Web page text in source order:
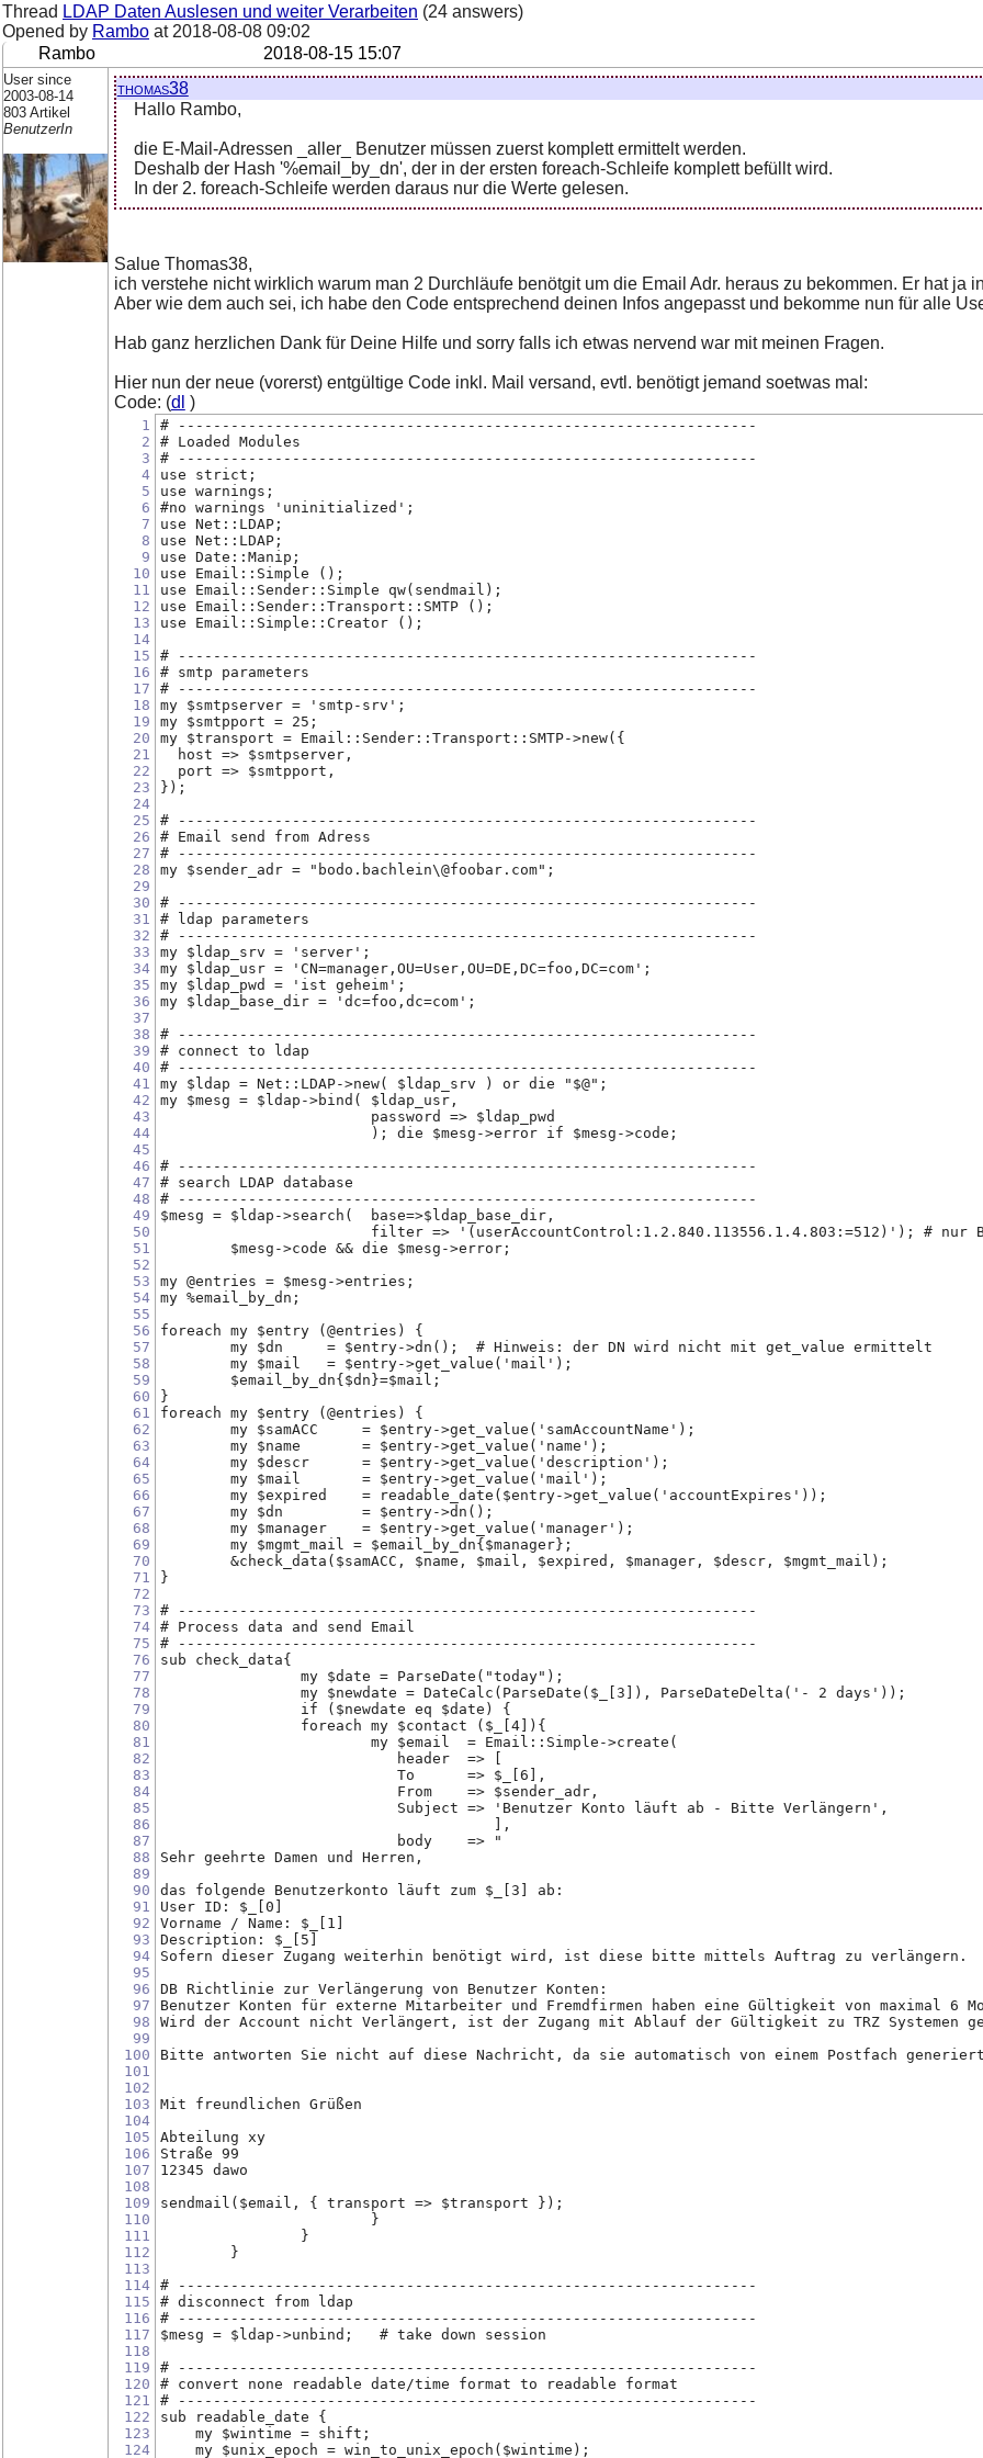
Thread LDAP Daten Auslesen und weiter Verarbeiten (24 answers)
Opened by Rambo at 2018-08-08 09:02
Rambo
2018-08-15 15:07
User since
2003-08-14
803 Artikel
BenutzerIn
thomas38
Hallo Rambo,
die E-Mail-Adressen _aller_ Benutzer müssen zuerst komplett ermittelt werden.
Deshalb der Hash '%email_by_dn', der in der ersten foreach-Schleife komplett befüllt wird.
In der 2. foreach-Schleife werden daraus nur die Werte gelesen.
Salue Thomas38,
ich verstehe nicht wirklich warum man 2 Durchläufe benötgit um die Email Adr. heraus zu bekommen. Er hat ja
Aber wie dem auch sei, ich habe den Code entsprechend deinen Infos angepasst und bekomme nun für alle
Hab ganz herzlichen Dank für Deine Hilfe und sorry falls ich etwas nervend war mit meinen Fragen.
Hier nun der neue (vorerst) entgültige Code inkl. Mail versand, evtl. benötigt jemand soetwas mal:
Code: (dl )
1
2
3
4
5
6
7
8
9
10
11
12
13
14
15
16
17
18
19
20
21
22
23
24
25
26
27
28
29
30
31
32
33
34
35
36
37
38
39
40
41
42
43
44
45
46
47
48
49
50
51
52
53
54
55
56
57
58
59
60
61
62
63
64
65
66
67
68
69
70
71
72
73
74
75
76
77
78
79
80
81
82
83
84
85
86
87
88
89
90
91
92
93
94
95
96
97
98
99
100
101
102
103
104
105
106
107
108
109
110
111
112
113
114
115
116
117
118
119
120
121
122
123
124
# ------------------------------------------------------------------
# Loaded Modules
# ------------------------------------------------------------------
use strict;
use warnings;
#no warnings 'uninitialized';
use Net::LDAP;
use Net::LDAP;
use Date::Manip;
use Email::Simple ();
use Email::Sender::Simple qw(sendmail);
use Email::Sender::Transport::SMTP ();
use Email::Simple::Creator ();
# ------------------------------------------------------------------
# smtp parameters
# ------------------------------------------------------------------
my $smtpserver = 'smtp-srv';
my $smtpport = 25;
my $transport = Email::Sender::Transport::SMTP->new({
  host => $smtpserver,
  port => $smtpport,
});
# ------------------------------------------------------------------
# Email send from Adress
# ------------------------------------------------------------------
my $sender_adr = "bodo.bachlein\@foobar.com";
# ------------------------------------------------------------------
# ldap parameters
# ------------------------------------------------------------------
my $ldap_srv = 'server';
my $ldap_usr = 'CN=manager,OU=User,OU=DE,DC=foo,DC=com';
my $ldap_pwd = 'ist geheim';
my $ldap_base_dir = 'dc=foo,dc=com';
# ------------------------------------------------------------------
# connect to ldap
# ------------------------------------------------------------------
my $ldap = Net::LDAP->new( $ldap_srv ) or die "$@";
my $mesg = $ldap->bind( $ldap_usr,
                        password => $ldap_pwd
			); die $mesg->error if $mesg->code;
# ------------------------------------------------------------------
# search LDAP database
# ------------------------------------------------------------------
$mesg = $ldap->search(  base=>$ldap_base_dir,
filter => '(userAccountControl:1.2.840.113556.1.4.803:=512)'); # nur
	$mesg->code && die $mesg->error;
my @entries = $mesg->entries;
my %email_by_dn;
foreach my $entry (@entries) {
	my $dn     = $entry->dn();  # Hinweis: der DN wird nicht mit get_value ermittelt
	my $mail   = $entry->get_value('mail');
	$email_by_dn{$dn}=$mail;
}
foreach my $entry (@entries) {
	my $samACC     = $entry->get_value('samAccountName');
	my $name       = $entry->get_value('name');
	my $descr      = $entry->get_value('description');
	my $mail       = $entry->get_value('mail');
	my $expired    = readable_date($entry->get_value('accountExpires'));
	my $dn         = $entry->dn();
	my $manager    = $entry->get_value('manager');
	my $mgmt_mail = $email_by_dn{$manager};
       	&check_data($samACC, $name, $mail, $expired, $manager, $descr, $mgmt_mail);
}
# ------------------------------------------------------------------
# Process data and send Email
# ------------------------------------------------------------------
sub check_data{
		my $date = ParseDate("today");
		my $newdate = DateCalc(ParseDate($_[3]), ParseDateDelta('- 2 days'));
		if ($newdate eq $date) {
		foreach my $contact ($_[4]){
			my $email  = Email::Simple->create(
			   header  => [
			   To      => $_[6],
			   From    => $sender_adr,
			   Subject => 'Benutzer Konto läuft ab - Bitte Verlängern',
				      ],
			   body    => "
Sehr geehrte Damen und Herren,
das folgende Benutzerkonto läuft zum $_[3] ab:
User ID: $_[0]
Vorname / Name: $_[1]
Description: $_[5]
Sofern dieser Zugang weiterhin benötigt wird, ist diese bitte mittels Auftrag zu verlängern.
DB Richtlinie zur Verlängerung von Benutzer Konten:
Benutzer Konten für externe Mitarbeiter und Fremdfirmen haben eine Gültigkeit von maximal 6
Wird der Account nicht Verlängert, ist der Zugang mit Ablauf der Gültigkeit zu TRZ Systemen
Bitte antworten Sie nicht auf diese Nachricht, da sie automatisch von einem Postfach generiert
Mit freundlichen Grüßen
Abteilung xy
Straße 99
12345 dawo
sendmail($email, { transport => $transport });
			}
		}
	}
# ------------------------------------------------------------------
# disconnect from ldap
# ------------------------------------------------------------------
$mesg = $ldap->unbind;   # take down session
# ------------------------------------------------------------------
# convert none readable date/time format to readable format
# ------------------------------------------------------------------
sub readable_date {
    my $wintime = shift;
    my $unix_epoch = win_to_unix_epoch($wintime);